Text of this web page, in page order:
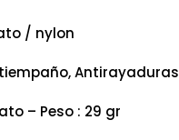
/ nylon
Antirayaduras
– Peso : 29 gr